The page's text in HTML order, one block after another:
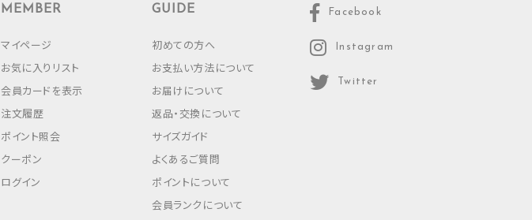
MEMBER
マイページ
お気に入りリスト
会員カードを表示
注文履歴
ポイント照会
クーポン
ログイン
GUIDE
初めての方へ
お支払い方法について
お届けについて
返品・交換について
サイズガイド
よくあるご質問
ポイントについて
会員ランクについて
Facebook
Instagram
Twitter